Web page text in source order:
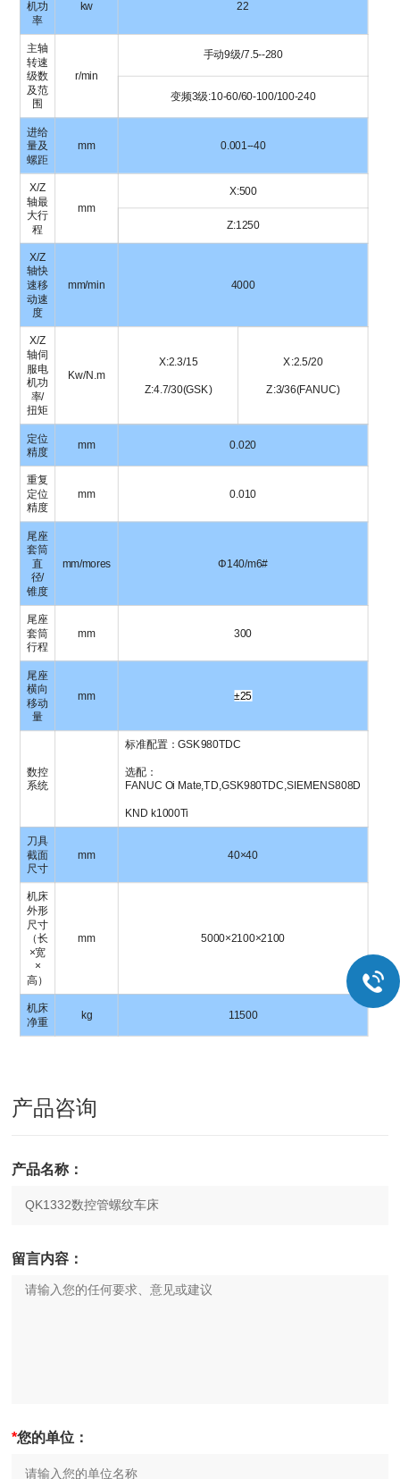
机功
率
kw 22
主轴
转速
级数
及范
围
r/min
手动9级/7.5--280
变频3级:10-60/60-100/100-240
进给
量及
螺距
mm 0.001--40
X/Z
轴最
大行
程
mm
X:500
Z:1250
X/Z
轴快
速移
动速
度
mm/min 4000
X/Z
轴伺
服电
机功
率/
扭矩
Kw/N.m
X:2.3/15
Z:4.7/30(GSK)
X:2.5/20
Z:3/36(FANUC)
定位
精度
mm 0.020
重复
定位
精度
mm 0.010
尾座
套筒
直
径/
锥度
mm/mores Φ140/m6#
尾座
套筒
行程
mm 300
尾座
横向
移动
量
mm ±25
数控
系统
标准配置：GSK980TDC
选配：
FANUC Oi Mate,TD,GSK980TDC,SIEMENS808D
KND k1000Ti
刀具
截面
尺寸
mm 40×40
机床
外形
尺寸
（长
×宽
×
高）
mm 5000×2100×2100
机床
净重
kg 11500
产品咨询
产品名称：
留言内容：
*您的单位：